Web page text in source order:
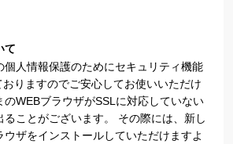
て
個人情報保護のためにセキュリティ機能
おりますのでご安心してお使いいただけ
のWEBブラウザがSSLに対応していない
ることがございます。 その際には、新し
ウザをインストールしていただけますよ